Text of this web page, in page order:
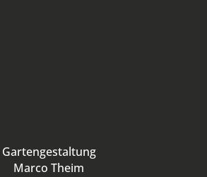
Gartengestaltung
Marco Theim